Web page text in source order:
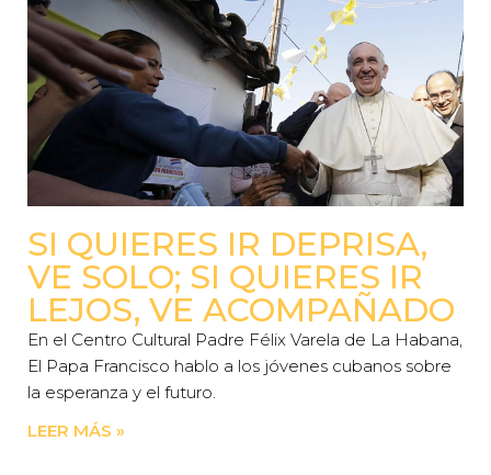
SI QUIERES IR DEPRISA,
VE SOLO; SI QUIERES IR
LEJOS, VE ACOMPAÑADO
En el Centro Cultural Padre Félix Varela de La Habana,
El Papa Francisco hablo a los jóvenes cubanos sobre
la esperanza y el futuro.
LEER MÁS »